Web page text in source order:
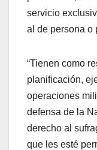
servicio
al de persona o
“Tienen como
planificación,
operaciones
defensa de la
derecho al
que les esté